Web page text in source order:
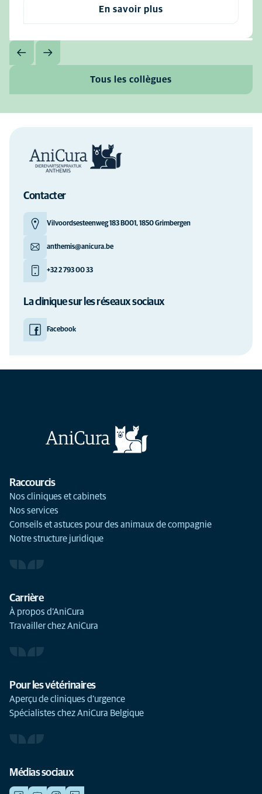
En savoir plus
Tous les collègues
Contacter
Vilvoordsesteenweg 183 B001, 1850 Grimbergen
anthemis@anicura.be
+32 2 793 00 33
La clinique sur les réseaux sociaux
Facebook
Raccourcis
Nos cliniques et cabinets
Nos services
Conseils et astuces pour des animaux de compagnie
Notre structure juridique
Carrière
À propos d’AniCura
Travailler chez AniCura
Pour les vétérinaires
Aperçu de cliniques d'urgence
Spécialistes chez AniCura Belgique
Médias sociaux